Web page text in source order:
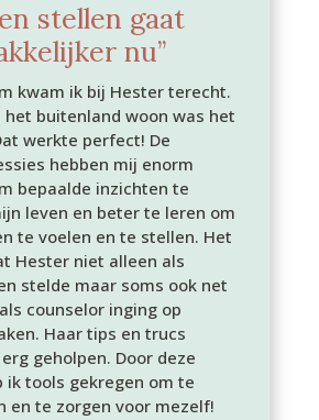
stellen gaat
nu”
kwam ik bij Hester terecht.
het buitenland woon was het
werkte perfect! De
hebben mij enorm
bepaalde inzichten te
leven en beter te leren om
te voelen en te stellen. Het
Hester niet alleen als
stelde maar soms ook net
counselor inging op
Haar tips en trucs
geholpen. Door deze
ik tools gekregen om te
en te zorgen voor mezelf!